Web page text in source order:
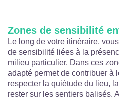
Zones de sensibilité
Le long de votre itinéraire,
de sensibilité liées à la
milieu particulier. Dans ces
adapté permet de contribuer à
respecter la quiétude du lieu,
rester sur les sentiers balisés.